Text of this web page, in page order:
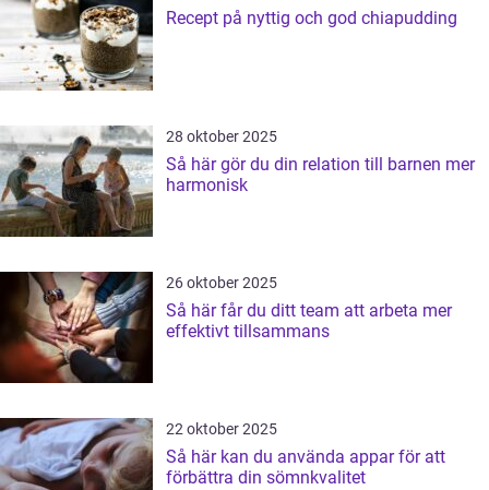
Recept på nyttig och god chiapudding
28 oktober 2025
Så här gör du din relation till barnen mer
harmonisk
26 oktober 2025
Så här får du ditt team att arbeta mer
effektivt tillsammans
22 oktober 2025
Så här kan du använda appar för att
förbättra din sömnkvalitet